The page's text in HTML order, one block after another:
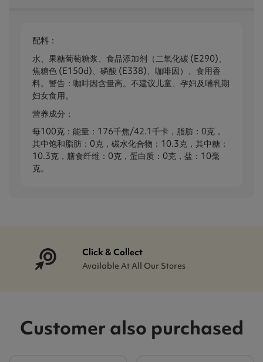
配料：
水、果糖葡萄糖浆、食品添加剂（二氧化碳 (E290)、
焦糖色 (E150d)、磷酸 (E338)、咖啡因）、食用香
料。警告：咖啡因含量高。不建议儿童、孕妇及哺乳期
妇女食用。
营养成分：
每100克：能量：176千焦/42.1千卡，脂肪：0克，
其中饱和脂肪：0克，碳水化合物：10.3克，其中糖：
10.3克，膳食纤维：0克，蛋白质：0克，盐：10毫
克。
Click & Collect
Available At All Our Stores
Customer also purchased